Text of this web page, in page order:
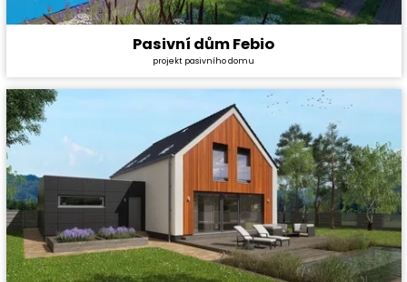
Cena stavby svépomocí:
Dispozice:
6+1
Užitná plocha:
Pasivní dům Febio
projekt pasivního domu